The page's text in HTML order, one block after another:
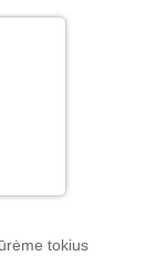
tokius